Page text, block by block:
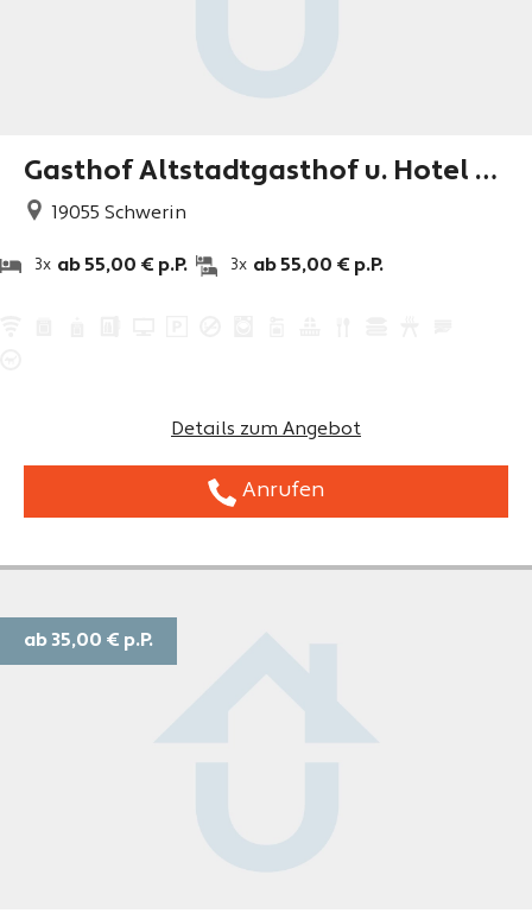
Gasthof Altstadtgasthof u. Hotel Zu
r guten Quelle**S
19055 Schwerin
3x ab 55,00 € p.P. 3x ab 55,00 € p.P.
Details zum Angebot
Anrufen
ab 35,00 € p.P.